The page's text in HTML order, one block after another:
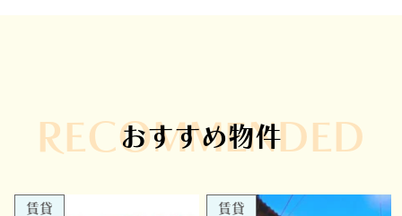
RECOMMENDED
おすすめ物件
賃貸 賃貸